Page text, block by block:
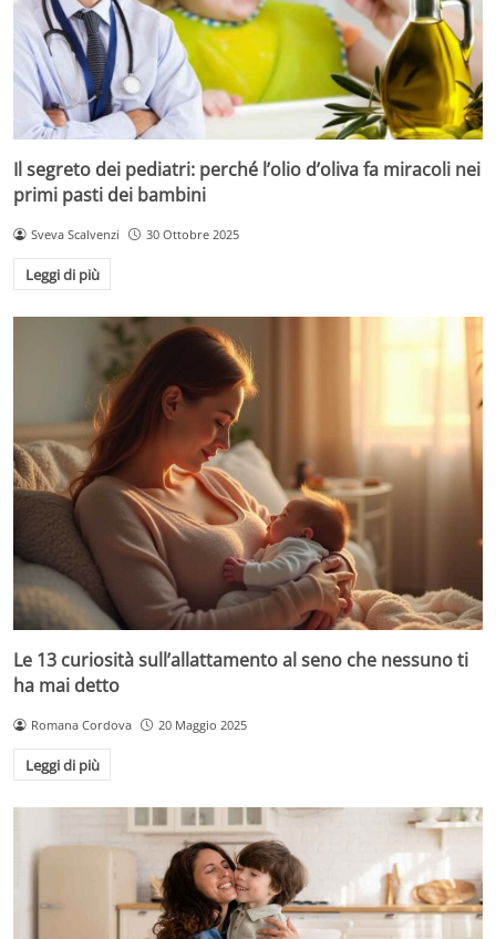
Il segreto dei pediatri: perché l’olio d’oliva fa miracoli nei
primi pasti dei bambini
Sveva Scalvenzi 30 Ottobre 2025
Leggi di più
Le 13 curiosità sull’allattamento al seno che nessuno ti
ha mai detto
Romana Cordova 20 Maggio 2025
Leggi di più